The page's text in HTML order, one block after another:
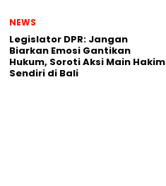
NEWS
Legislator DPR: Jangan
Biarkan Emosi Gantikan
Hukum, Soroti Aksi Main Hakim
Sendiri di Bali